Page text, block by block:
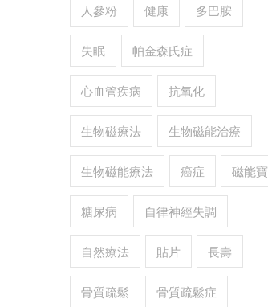
人參粉 健康 多巴胺
失眠 帕金森氏症
心血管疾病 抗氧化
生物磁療法 生物磁能治療
生物磁能療法 癌症 磁能寶
糖尿病 自律神經失調
自然療法 貼片 長壽
骨質疏鬆 骨質疏鬆症